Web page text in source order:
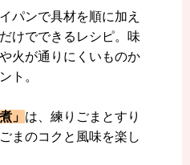
パンで具材を順に加え
けでできるレシピ。味
火が通りにくいものか
ト。
」 は、練りごまとすり
まのコクと風味を楽し